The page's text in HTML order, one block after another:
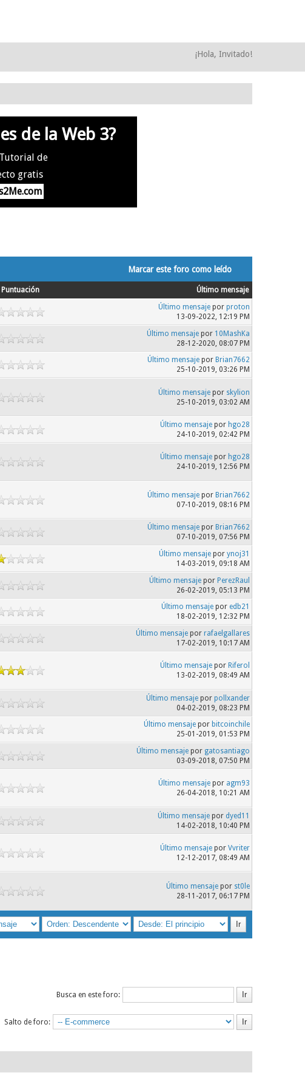
¡Hola, Invitado!
de la Web 3?
de
gratis
Marcar este foro como leído
Puntuación Último mensaje
Último mensajepor proton
13-09-2022, 12:19 PM
Último mensajepor 10MashKa
28-12-2020, 08:07 PM
Último mensajepor Brian7662
25-10-2019, 03:26 PM
Último mensajepor skylion
25-10-2019, 03:02 AM
Último mensajepor hgo28
24-10-2019, 02:42 PM
Último mensajepor hgo28
24-10-2019, 12:56 PM
Último mensajepor Brian7662
07-10-2019, 08:16 PM
Último mensajepor Brian7662
07-10-2019, 07:56 PM
Último mensajepor ynoj31
14-03-2019, 09:18 AM
Último mensajepor PerezRaul
26-02-2019, 05:13 PM
Último mensajepor edb21
18-02-2019, 12:32 PM
Último mensajepor rafaelgallares
17-02-2019, 10:17 AM
Último mensajepor Riferol
13-02-2019, 08:49 AM
Último mensajepor pollxander
04-02-2019, 08:23 PM
Último mensajepor bitcoinchile
25-01-2019, 01:53 PM
Último mensajepor gatosantiago
03-09-2018, 07:50 PM
Último mensajepor agm93
26-04-2018, 10:21 AM
Último mensajepor dyed11
14-02-2018, 10:40 PM
Último mensajepor Vvriter
12-12-2017, 08:49 AM
Último mensajepor st0le
28-11-2017, 06:17 PM
Busca en este foro:
Salto de foro: